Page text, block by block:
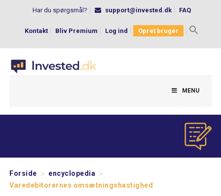
Har du spørgsmål? support@invested.dk FAQ
Kontakt Bliv Premium Log ind Opret bruger
Search
MENU
Forside > encyclopedia >
Varedebitorernes omsætningshastighed